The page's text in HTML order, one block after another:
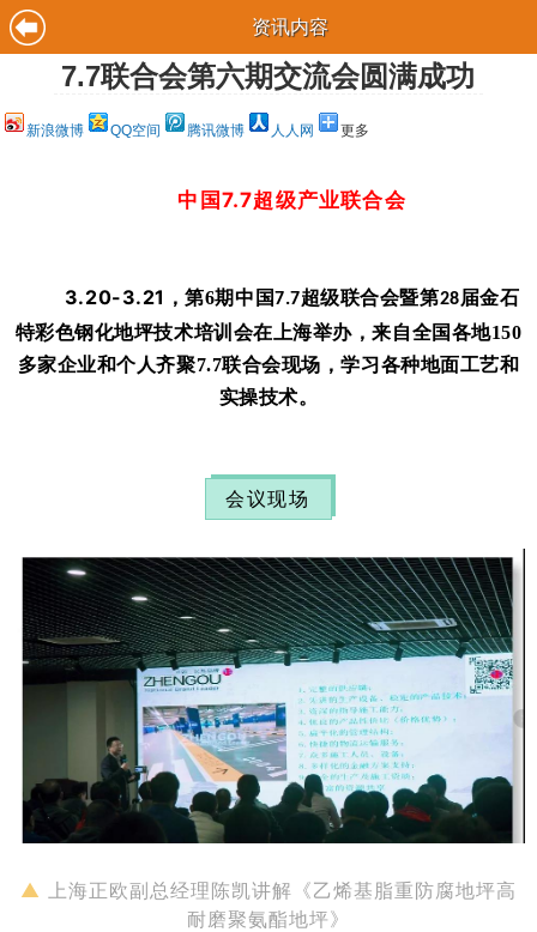
资讯内容
7.7联合会第六期交流会圆满成功
新浪微博 QQ空间 腾讯微博 人人网 更多
中国7.7超级产业联合会
3.20-3.21，第6期中国7.7超级联合会暨第28届金石
特彩色钢化地坪技术培训会在上海举办，来自全国各地150
多家企业和个人齐聚7.7联合会现场，学习各种地面工艺和
实操技术。
会议现场
▲ 上海正欧副总经理陈凯讲解《乙烯基脂重防腐地坪高
耐磨聚氨酯地坪》